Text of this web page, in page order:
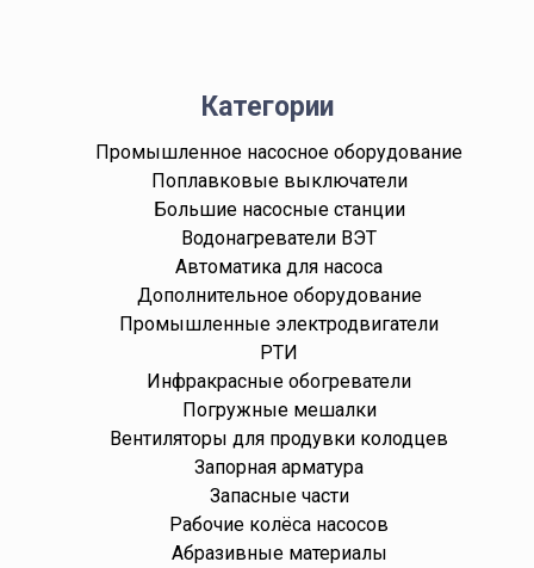
Категории
Промышленное насосное оборудование
Поплавковые выключатели
Большие насосные станции
Водонагреватели ВЭТ
Автоматика для насоса
Дополнительное оборудование
Промышленные электродвигатели
РТИ
Инфракрасные обогреватели
Погружные мешалки
Вентиляторы для продувки колодцев
Запорная арматура
Запасные части
Рабочие колёса насосов
Абразивные материалы